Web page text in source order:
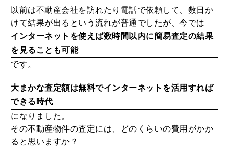
家や庭が広いメリット・デメリットと
固定資産税を減らすための活用方法
2020.10.01
2
2020.09.23
3
買における特徴や口コミ評判のまとめ
以前は不動産会社を訪れたり電話で依頼して、数日か
けて結果が出るという流れが普通でしたが、今では
インターネットを使えば数時間以内に簡易査定の結果
を見ることも可能
です。
大まかな査定額は無料でインターネットを活用すれば
できる時代
になりました。
その不動産物件の査定には、どのくらいの費用がかか
ると思いますか？